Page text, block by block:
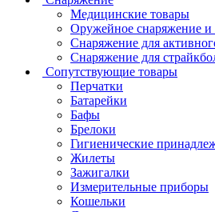
Медицинские товары
Оружейное снаряжение
Снаряжение для
Снаряжение для
Сопутствующие товары
Перчатки
Батарейки
Бафы
Брелоки
Гигиенические
Жилеты
Зажигалки
Измерительные приборы
Кошельки